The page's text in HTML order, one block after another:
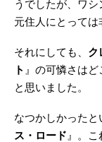
うでしたが、ワシ
元住人にとっては
それにしても、 ク
ト 』の可憐さは
と思いました。
なつかしかったと
ス・ロード 』。